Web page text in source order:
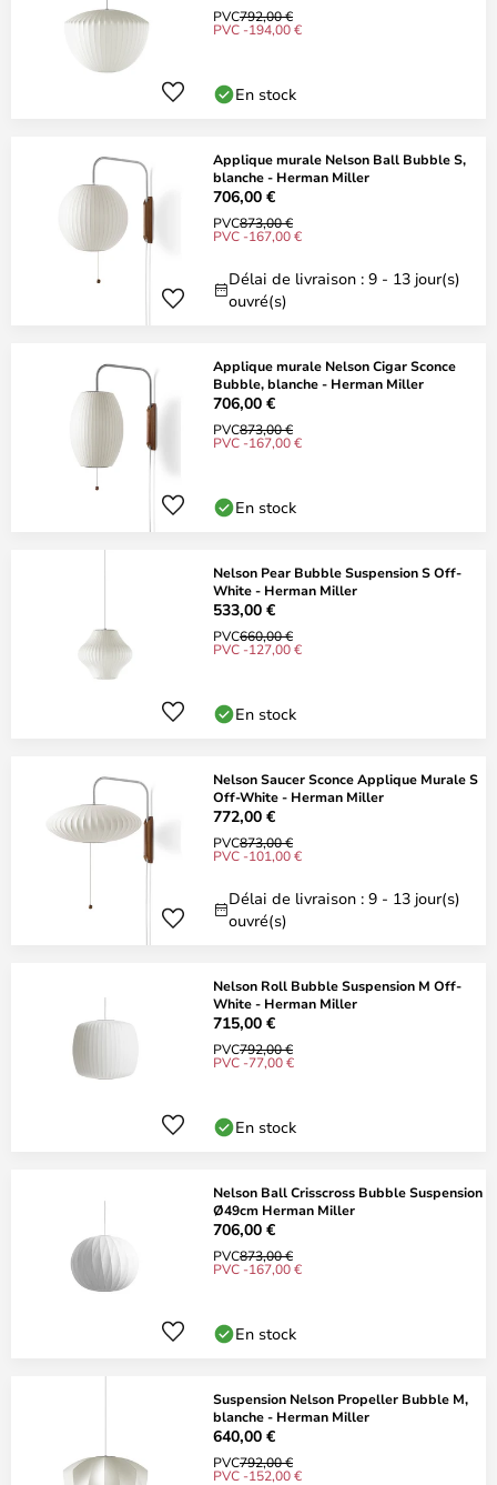
PVC792,00 €
PVC -194,00 €
En stock
Applique murale Nelson Ball Bubble S,
blanche - Herman Miller
706,00 €
PVC873,00 €
PVC -167,00 €
Délai de livraison : 9 - 13 jour(s)
ouvré(s)
Applique murale Nelson Cigar Sconce
Bubble, blanche - Herman Miller
706,00 €
PVC873,00 €
PVC -167,00 €
En stock
Nelson Pear Bubble Suspension S Off-
White - Herman Miller
533,00 €
PVC660,00 €
PVC -127,00 €
En stock
Nelson Saucer Sconce Applique Murale S
Off-White - Herman Miller
772,00 €
PVC873,00 €
PVC -101,00 €
Délai de livraison : 9 - 13 jour(s)
ouvré(s)
Nelson Roll Bubble Suspension M Off-
White - Herman Miller
715,00 €
PVC792,00 €
PVC -77,00 €
En stock
Nelson Ball Crisscross Bubble Suspension
Ø49cm Herman Miller
706,00 €
PVC873,00 €
PVC -167,00 €
En stock
Suspension Nelson Propeller Bubble M,
blanche - Herman Miller
640,00 €
PVC792,00 €
PVC -152,00 €